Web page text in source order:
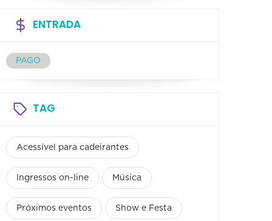
ENTRADA
PAGO
TAG
Acessível para cadeirantes
Ingressos on-line Música
Próximos eventos Show e Festa